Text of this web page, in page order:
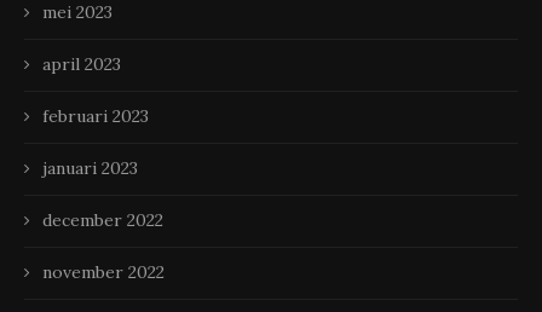
mei 2023
april 2023
februari 2023
januari 2023
december 2022
november 2022